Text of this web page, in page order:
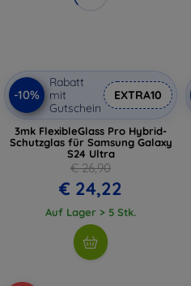
-10%
Rabatt
mit
Gutschein
EXTRA10
3mk FlexibleGlass Pro Hybrid-
Schutzglas für Samsung Galaxy
S24 Ultra
€ 26,90
€ 24,22
Auf Lager > 5 Stk.